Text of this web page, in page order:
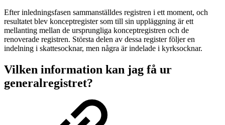
Efter inledningsfasen sammanställdes registren i ett moment, och
resultatet blev konceptregister som till sin uppläggning är ett
mellanting mellan de ursprungliga konceptregistren och de
renoverade registren. Största delen av dessa register följer en
indelning i skattesocknar, men några är indelade i kyrksocknar.
Vilken information kan jag få ur
generalregistret?